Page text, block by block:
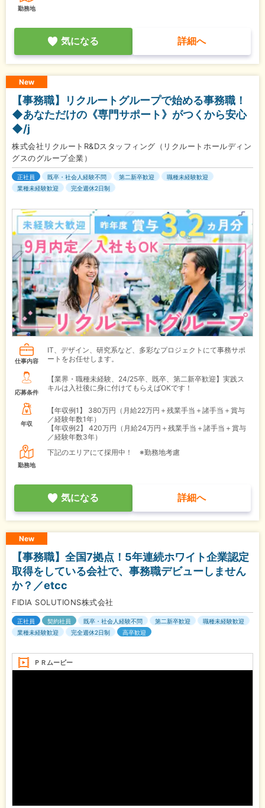
勤務地
気になる 詳細へ
New
【事務職】リクルートグループで始める事務職！
◆あなただけの《専門サポート》がつくから安心
◆/j
株式会社リクルートR&Dスタッフィング（リクルートホールディン
グスのグループ企業）
正社員 既卒・社会人経験不問 第二新卒歓迎
職種未経験歓迎
業種未経験歓迎
完全週休2日制
仕事内容
IT、デザイン、研究系など、多彩なプロジェクトにて事務サポ
ートをお任せします。
応募条件
【業界・職種未経験、24/25卒、既卒、第二新卒歓迎】実践ス
キルは入社後に身に付けてもらえばOKです！
年収
【年収例1】
380万円（月給22万円＋残業手当＋諸手当＋賞与
／経験年数1年）
【年収例2】
420万円（月給24万円＋残業手当＋諸手当＋賞与
／経験年数3年）
勤務地
下記のエリアにて採用中！ ※勤務地考慮
気になる 詳細へ
New
【事務職】全国7拠点！5年連続ホワイト企業認定
取得をしている会社で、事務職デビューしません
か？／etcc
FIDIA SOLUTIONS株式会社
正社員 契約社員 既卒・社会人経験不問 第二新卒歓迎
職種未経験歓迎
業種未経験歓迎
完全週休2日制 高卒歓迎
ＰＲムービー